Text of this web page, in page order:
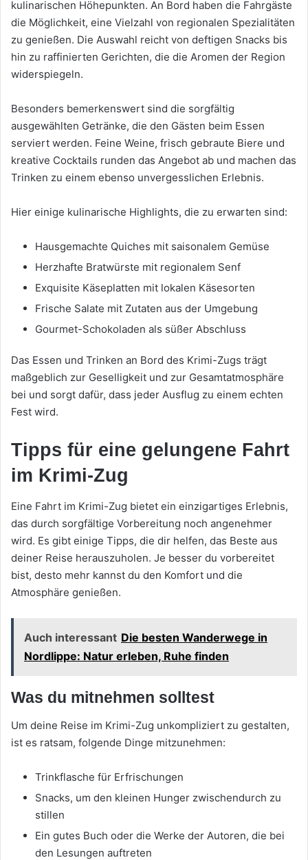
kulinarischen Höhepunkten. An Bord haben die Fahrgäste
die Möglichkeit, eine Vielzahl von regionalen Spezialitäten
zu genießen. Die Auswahl reicht von deftigen Snacks bis
hin zu raffinierten Gerichten, die die Aromen der Region
widerspiegeln.
Besonders bemerkenswert sind die sorgfältig
ausgewählten Getränke, die den Gästen beim Essen
serviert werden. Feine Weine, frisch gebraute Biere und
kreative Cocktails runden das Angebot ab und machen das
Trinken zu einem ebenso unvergesslichen Erlebnis.
Hier einige kulinarische Highlights, die zu erwarten sind:
Hausgemachte Quiches mit saisonalem Gemüse
Herzhafte Bratwürste mit regionalem Senf
Exquisite Käseplatten mit lokalen Käsesorten
Frische Salate mit Zutaten aus der Umgebung
Gourmet-Schokoladen als süßer Abschluss
Das Essen und Trinken an Bord des Krimi-Zugs trägt
maßgeblich zur Geselligkeit und zur Gesamtatmosphäre
bei und sorgt dafür, dass jeder Ausflug zu einem echten
Fest wird.
Tipps für eine gelungene Fahrt
im Krimi-Zug
Eine Fahrt im Krimi-Zug bietet ein einzigartiges Erlebnis,
das durch sorgfältige Vorbereitung noch angenehmer
wird. Es gibt einige Tipps, die dir helfen, das Beste aus
deiner Reise herauszuholen. Je besser du vorbereitet
bist, desto mehr kannst du den Komfort und die
Atmosphäre genießen.
Auch interessant Die besten Wanderwege in
Nordlippe: Natur erleben, Ruhe finden
Was du mitnehmen solltest
Um deine Reise im Krimi-Zug unkompliziert zu gestalten,
ist es ratsam, folgende Dinge mitzunehmen:
Trinkflasche für Erfrischungen
Snacks, um den kleinen Hunger zwischendurch zu
stillen
Ein gutes Buch oder die Werke der Autoren, die bei
den Lesungen auftreten